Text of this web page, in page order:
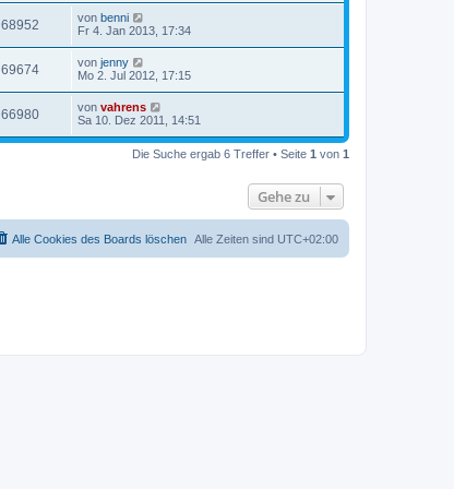
68952 von benni
Fr 4. Jan 2013, 17:34
69674 von jenny
Mo 2. Jul 2012, 17:15
66980 von vahrens
Sa 10. Dez 2011, 14:51
Die Suche ergab 6 Treffer • Seite 1 von 1
Gehe zu
Alle Zeiten sind UTC+02:00
Alle Cookies des Boards löschen